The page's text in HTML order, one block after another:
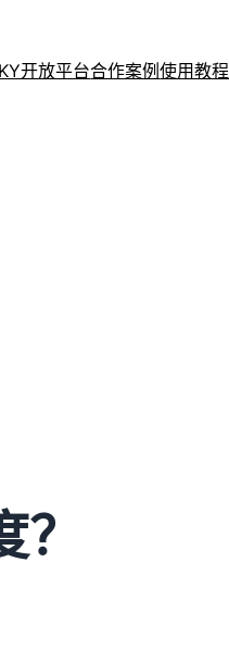
开放平台合作案例使用教程